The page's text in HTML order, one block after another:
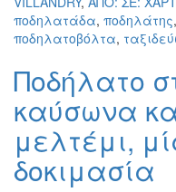
ποδηλατάδα, ποδηλάτης,
ποδηλατοβόλτα,
Ποδήλατο
καύσωνα
μελτέμι,
δοκιμασία